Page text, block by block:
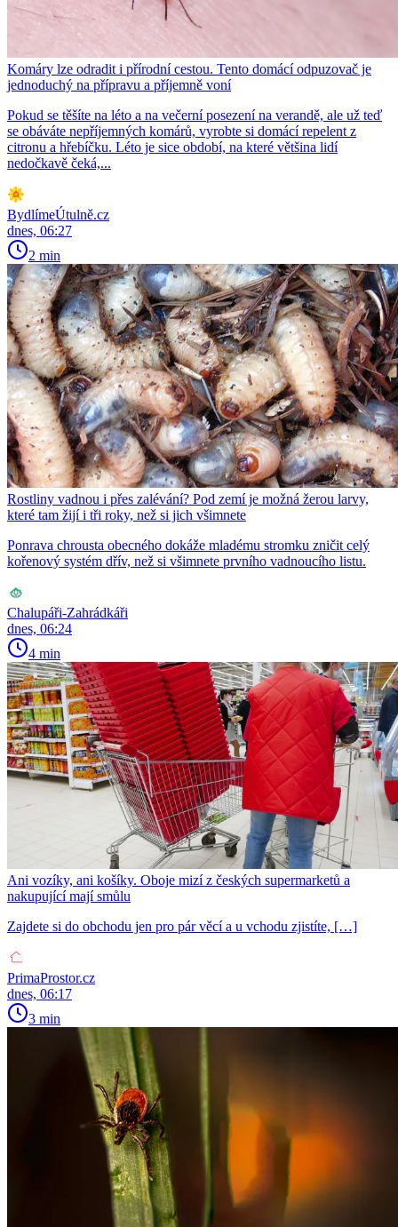
Komáry lze odradit i přírodní cestou. Tento domácí odpuzovač je
jednoduchý na přípravu a příjemně voní
Pokud se těšíte na léto a na večerní posezení na verandě, ale už teď
se obáváte nepříjemných komárů, vyrobte si domácí repelent z
citronu a hřebíčku. Léto je sice období, na které většina lidí
nedočkavě čeká,...
BydlímeÚtulně.cz
dnes, 06:27
2 min
Rostliny vadnou i přes zalévání? Pod zemí je možná žerou larvy,
které tam žijí i tři roky, než si jich všimnete
Ponrava chrousta obecného dokáže mladému stromku zničit celý
kořenový systém dřív, než si všimnete prvního vadnoucího listu.
Chalupáři-Zahrádkáři
dnes, 06:24
4 min
Ani vozíky, ani košíky. Oboje mizí z českých supermarketů a
nakupující mají smůlu
Zajdete si do obchodu jen pro pár věcí a u vchodu zjistíte, […]
PrimaProstor.cz
dnes, 06:17
3 min